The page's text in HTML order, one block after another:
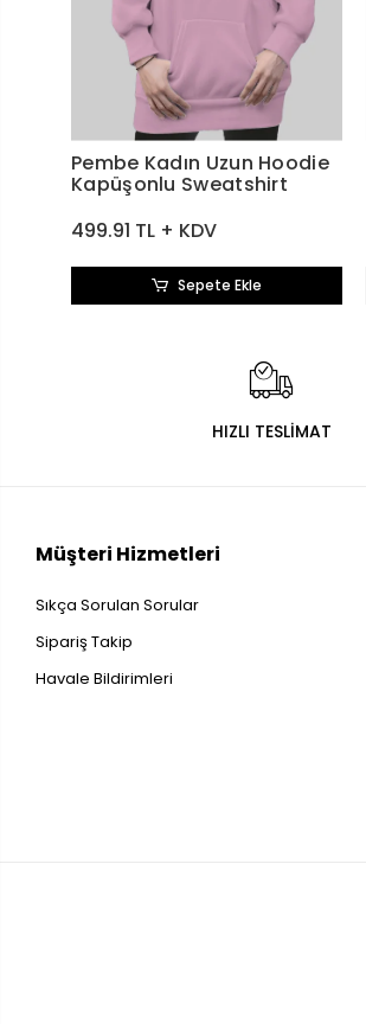
Pembe Kadın Uzun Hoodie
Kapüşonlu Sweatshirt
499.91 TL + KDV
Sepete Ekle
HIZLI TESLİMAT
Müşteri Hizmetleri
Sıkça Sorulan Sorular
Sipariş Takip
Havale Bildirimleri